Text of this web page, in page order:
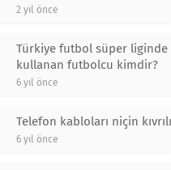
2 yıl önce
Türkiye futbol süper liginde
kullanan futbolcu kimdir?
6 yıl önce
Telefon kabloları niçin
6 yıl önce